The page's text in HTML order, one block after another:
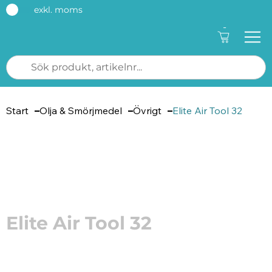
exkl. moms
-
Start Olja & Smörjmedel Övrigt Elite Air Tool 32
Elite Air Tool 32